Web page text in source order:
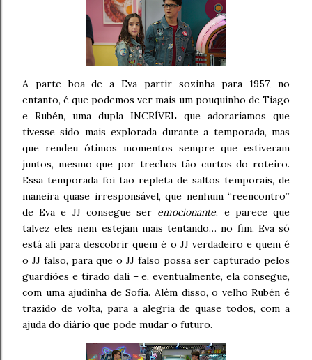
A parte boa de a Eva partir sozinha para 1957, no
entanto, é que podemos ver mais um pouquinho de Tiago
e Rubén, uma dupla INCRÍVEL que adoraríamos que
tivesse sido mais explorada durante a temporada, mas
que rendeu ótimos momentos sempre que estiveram
juntos, mesmo que por trechos tão curtos do roteiro.
Essa temporada foi tão repleta de saltos temporais, de
maneira quase irresponsável, que nenhum “reencontro”
de Eva e JJ consegue ser emocionante, e parece que
talvez eles nem estejam mais tentando… no fim, Eva só
está ali para descobrir quem é o JJ verdadeiro e quem é
o JJ falso, para que o JJ falso possa ser capturado pelos
guardiões e tirado dali – e, eventualmente, ela consegue,
com uma ajudinha de Sofía. Além disso, o velho Rubén é
trazido de volta, para a alegria de quase todos, com a
ajuda do diário que pode mudar o futuro.